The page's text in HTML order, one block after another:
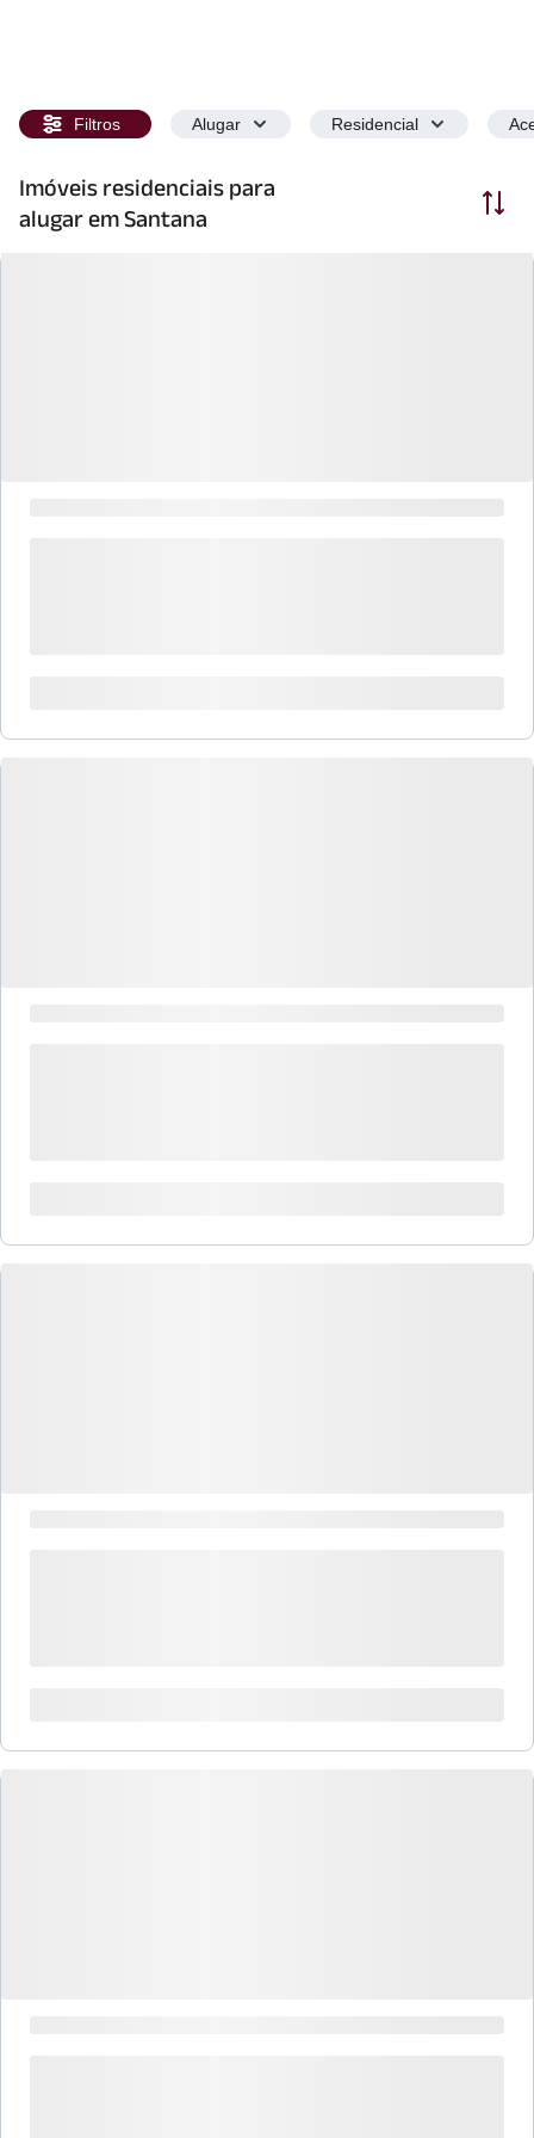
Filtros Alugar Residencial
Imóveis residenciais para
alugar em Santana
Ordenar